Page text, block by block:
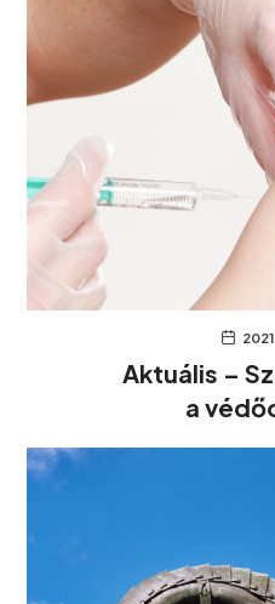
Aktuális –
a